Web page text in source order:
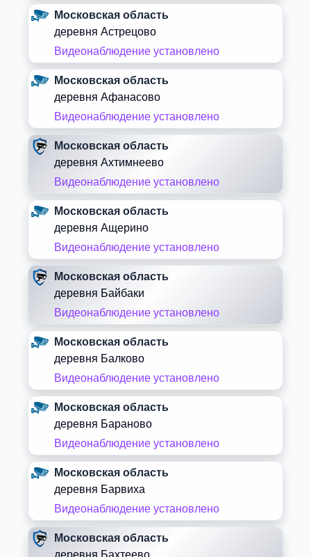
Московская область
деревня Астрецово
Видеонаблюдение установлено
Московская область
деревня Афанасово
Видеонаблюдение установлено
Московская область
деревня Ахтимнеево
Видеонаблюдение установлено
Московская область
деревня Ащерино
Видеонаблюдение установлено
Московская область
деревня Байбаки
Видеонаблюдение установлено
Московская область
деревня Балково
Видеонаблюдение установлено
Московская область
деревня Бараново
Видеонаблюдение установлено
Московская область
деревня Барвиха
Видеонаблюдение установлено
Московская область